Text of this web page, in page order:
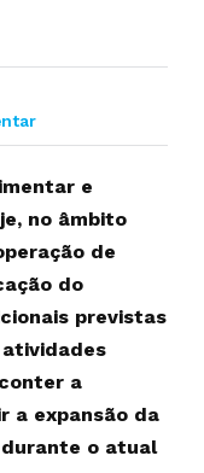
e
no âmbito
de
do
previstas
a
a expansão da
durante o atual